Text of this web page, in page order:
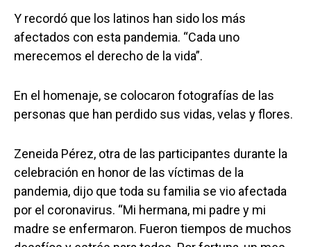
Y recordó que los latinos han sido los más
afectados con esta pandemia. “Cada uno
merecemos el derecho de la vida”.
En el homenaje, se colocaron fotografías de las
personas que han perdido sus vidas, velas y flores.
Zeneida Pérez, otra de las participantes durante la
celebración en honor de las víctimas de la
pandemia, dijo que toda su familia se vio afectada
por el coronavirus. “Mi hermana, mi padre y mi
madre se enfermaron. Fueron tiempos de muchos